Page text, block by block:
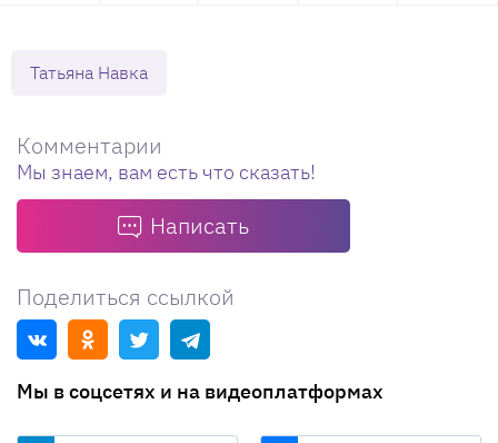
Татьяна Навка
Комментарии
Мы знаем, вам есть что сказать!
Написать
Поделиться ссылкой
Мы в соцсетях и на видеоплатформах